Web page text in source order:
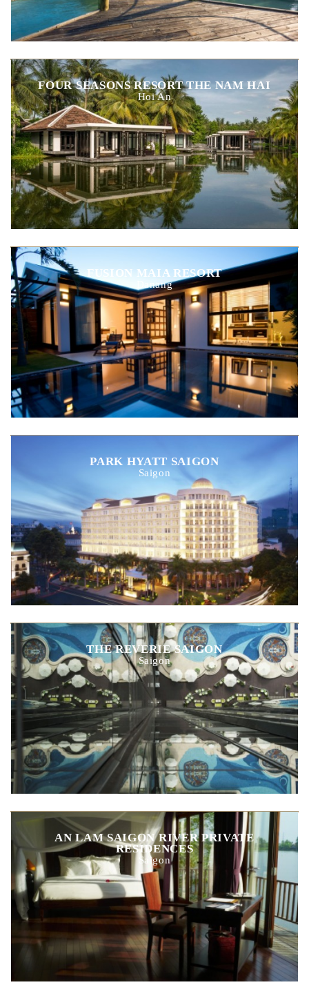
FOUR SEASONS RESORT THE NAM HAI
Hoi An
FUSION MAIA RESORT
Danang
PARK HYATT SAIGON
Saigon
THE REVERIE SAIGON
Saigon
AN LAM SAIGON RIVER PRIVATE
RESIDENCES
Saigon